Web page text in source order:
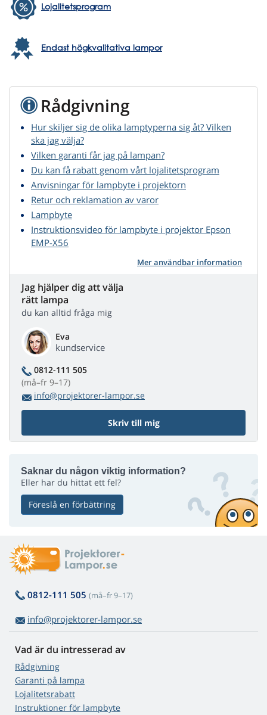
Lojalitetsprogram
Endast högkvalitativa lampor
Rådgivning
Hur skiljer sig de olika lamptyperna sig åt? Vilken
ska jag välja?
Vilken garanti får jag på lampan?
Du kan få rabatt genom vårt lojalitetsprogram
Anvisningar för lampbyte i projektorn
Retur och reklamation av varor
Lampbyte
Instruktionsvideo för lampbyte i projektor Epson
EMP-X56
Mer användbar information
Jag hjälper dig att välja
rätt lampa
du kan alltid fråga mig
Eva
kundservice
0812-111 505
(må–fr 9–17)
info@projektorer-lampor.se
Skriv till mig
Saknar du någon viktig information?
Eller har du hittat ett fel?
Föreslå en förbättring
0812-111 505 (må–fr 9–17)
info@projektorer-lampor.se
Vad är du intresserad av
Rådgivning
Garanti på lampa
Lojalitetsrabatt
Instruktioner för lampbyte